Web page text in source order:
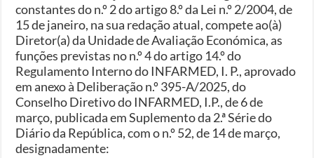
constantes do n.º 2 do artigo 8.º da Lei n.º 2/2004, de
15 de janeiro, na sua redação atual, compete ao(à)
Diretor(a) da Unidade de Avaliação Económica, as
funções previstas no n.º 4 do artigo 14.º do
Regulamento Interno do INFARMED, I. P., aprovado
em anexo à Deliberação n.º 395-A/2025, do
Conselho Diretivo do INFARMED, I.P., de 6 de
março, publicada em Suplemento da 2.ª Série do
Diário da República, com o n.º 52, de 14 de março,
designadamente: